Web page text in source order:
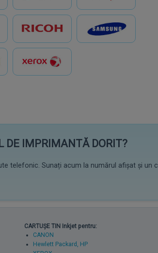
DE IMPRIMANTĂ DORIT?
telefonic. Sunați acum la numărul afișat și un
CARTUȘE TIN Inkjet pentru:
CANON
Hewlett Packard, HP